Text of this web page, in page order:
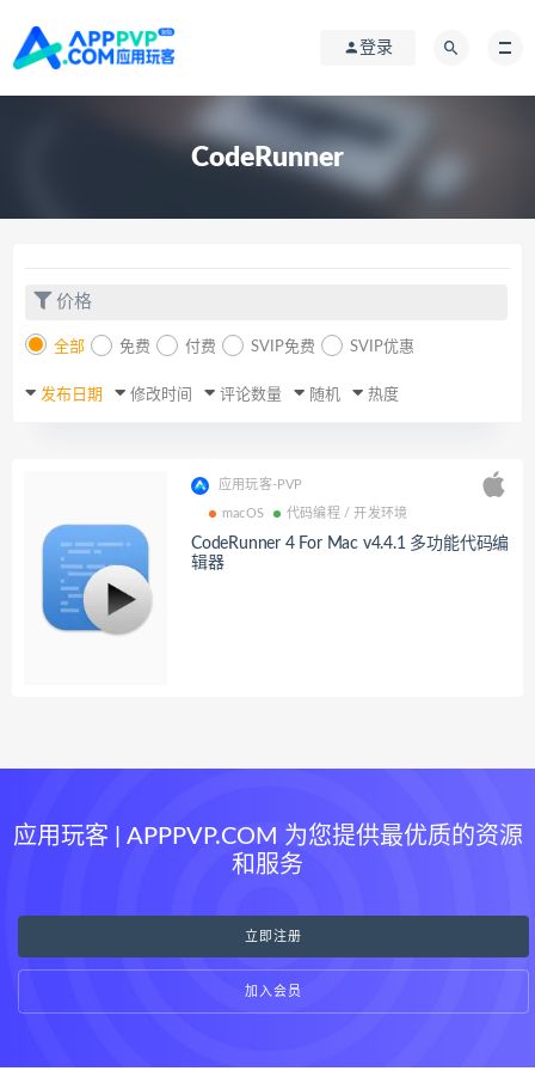
登录
CodeRunner
价格
全部 免费 付费 SVIP免费 SVIP优惠
发布日期 修改时间 评论数量 随机 热度
应用玩客-PVP
macOS 代码编程 / 开发环境
CodeRunner 4 For Mac v4.4.1 多功能代码编
辑器
应用玩客 | APPPVP.COM 为您提供最优质的资源
和服务
立即注册
加入会员